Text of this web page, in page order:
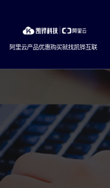
content
阿里云产品优惠购买就找凯铧互联